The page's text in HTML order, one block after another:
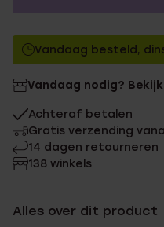
Zonder memberkorting
Met memberkorting
Vandaag besteld,
Vandaag nodig?
Achteraf betalen
Gratis verzending
14 dagen retourneren
138 winkels
Alles over dit product